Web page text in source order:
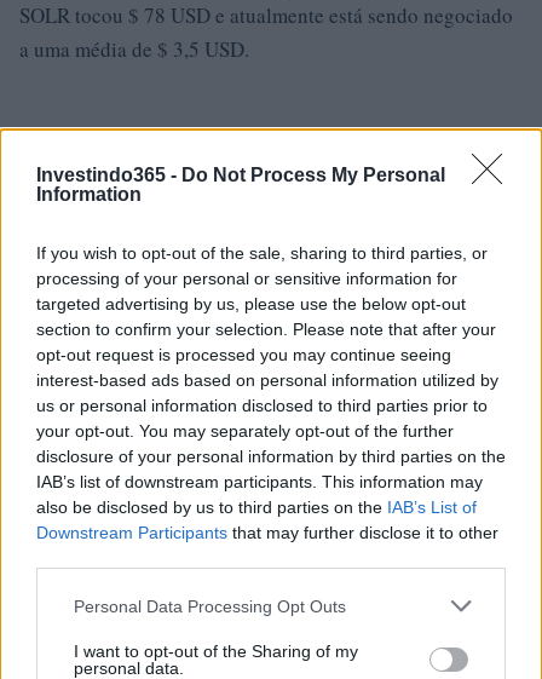
Investindo365 - Do Not Process My Personal
Information
If you wish to opt-out of the sale, sharing to third parties, or
processing of your personal or sensitive information for
targeted advertising by us, please use the below opt-out
section to confirm your selection. Please note that after your
opt-out request is processed you may continue seeing
interest-based ads based on personal information utilized by
us or personal information disclosed to third parties prior to
your opt-out. You may separately opt-out of the further
disclosure of your personal information by third parties on the
IAB’s list of downstream participants. This information may
also be disclosed by us to third parties on the IAB’s List of
Downstream Participants that may further disclose it to other
Please note that this website/app uses one or more Google
not limited to your visit or usage behaviour. You may click to
Personal Data Processing Opt Outs
I want to opt-out of the Sharing of my
personal data.
SOLR tocou $ 78 USD e atualmente está sendo negociado
a uma média de $ 3,5 USD.
O SolRazr é um bom investimento?
Manter o token SolRazr será o ingresso para o próximo
projeto baseado em Solana, que pode ter um potencial de
retorno sobre o investimento diferente.